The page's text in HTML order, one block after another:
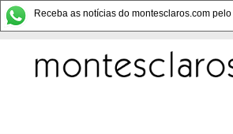
Receba as notícias do montesclaros.com